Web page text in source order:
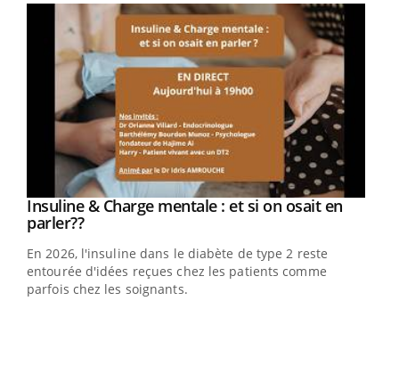
Youtube
Insuline & Charge mentale : et si on osait en
parler??Youtube
En 2026, l'insuline dans le diabète de type 2 reste
entourée d'idées reçues chez les patients comme
parfois chez les soignants.